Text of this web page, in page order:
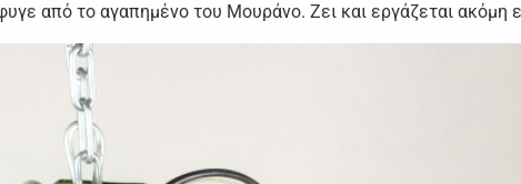
από το αγαπημένο του Μουράνο. Ζει και εργάζεται ακόμη